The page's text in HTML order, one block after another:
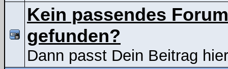
Kein passendes Forum
gefunden?
Dann passt Dein Beitrag